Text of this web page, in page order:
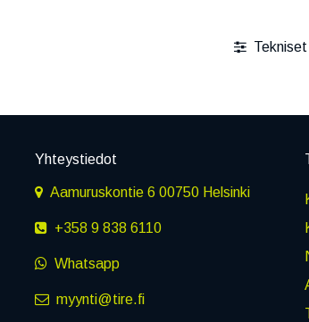
Yhteystiedot
Aamuruskontie 6 00750 Helsinki
+358 9 838 6110
Whatsapp
myynti@tire.fi